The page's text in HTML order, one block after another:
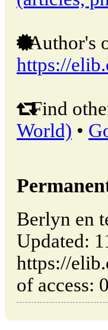
Author's
https://
Find
World) •
Berlyn en
Updated:
https://
of access: